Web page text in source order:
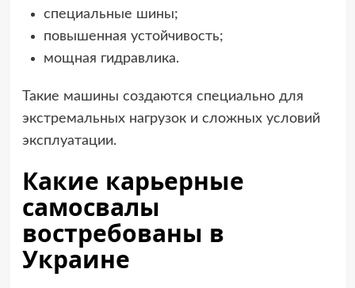
специальные шины;
повышенная устойчивость;
мощная гидравлика.
Такие машины создаются специально для
экстремальных нагрузок и сложных условий
эксплуатации.
Какие карьерные
самосвалы
востребованы в
Украине